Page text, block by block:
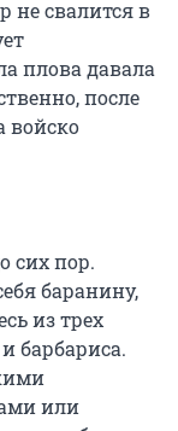
не свалится в
плова давала
после
войско
сих пор.
баранину,
из трех
барбариса.
или